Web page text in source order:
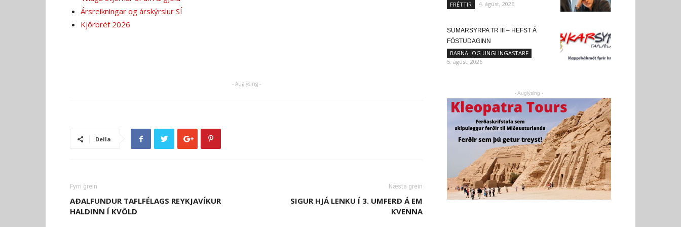
Ársreikningar og árskýrslur SÍ
Kjörbréf 2026
- Auglýsing -
Deila
Fyrri grein
AÐALFUNDUR TAFLFÉLAGS REYKJAVÍKUR
HALDINN Í KVÖLD
Næsta grein
SIGUR HJÁ LENKU Í 3. UMFERÐ Á EM
KVENNA
FRÉTTIR 4. ágúst, 2026
SUMARSYRPA TR III – HEFST Á
FÖSTUDAGINN
BARNA- OG UNGLINGASTARF
5. ágúst, 2026
- Auglýsing -